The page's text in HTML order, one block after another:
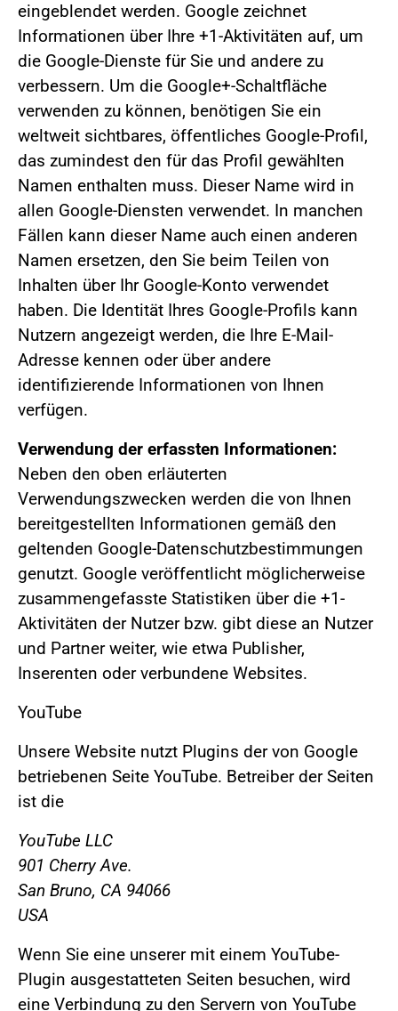
eingeblendet werden. Google zeichnet
Informationen über Ihre +1-Aktivitäten auf, um
die Google-Dienste für Sie und andere zu
verbessern. Um die Google+-Schaltfläche
verwenden zu können, benötigen Sie ein
weltweit sichtbares, öffentliches Google-Profil,
das zumindest den für das Profil gewählten
Namen enthalten muss. Dieser Name wird in
allen Google-Diensten verwendet. In manchen
Fällen kann dieser Name auch einen anderen
Namen ersetzen, den Sie beim Teilen von
Inhalten über Ihr Google-Konto verwendet
haben. Die Identität Ihres Google-Profils kann
Nutzern angezeigt werden, die Ihre E-Mail-
Adresse kennen oder über andere
identifizierende Informationen von Ihnen
verfügen.
Verwendung der erfassten Informationen:
Neben den oben erläuterten
Verwendungszwecken werden die von Ihnen
bereitgestellten Informationen gemäß den
geltenden Google-Datenschutzbestimmungen
genutzt. Google veröffentlicht möglicherweise
zusammengefasste Statistiken über die +1-
Aktivitäten der Nutzer bzw. gibt diese an Nutzer
und Partner weiter, wie etwa Publisher,
Inserenten oder verbundene Websites.
YouTube
Unsere Website nutzt Plugins der von Google
betriebenen Seite YouTube. Betreiber der Seiten
ist die
YouTube LLC
901 Cherry Ave.
San Bruno, CA 94066
USA
Wenn Sie eine unserer mit einem YouTube-
Plugin ausgestatteten Seiten besuchen, wird
eine Verbindung zu den Servern von YouTube